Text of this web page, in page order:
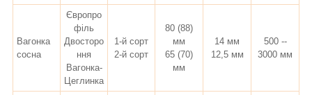
Вагонка
сосна
Європро
філь
Двосторо
ння
Вагонка-
Цеглинка
1-й сорт
2-й сорт
80 (88)
мм
65 (70)
мм
14 мм
12,5 мм
500 --
3000 мм